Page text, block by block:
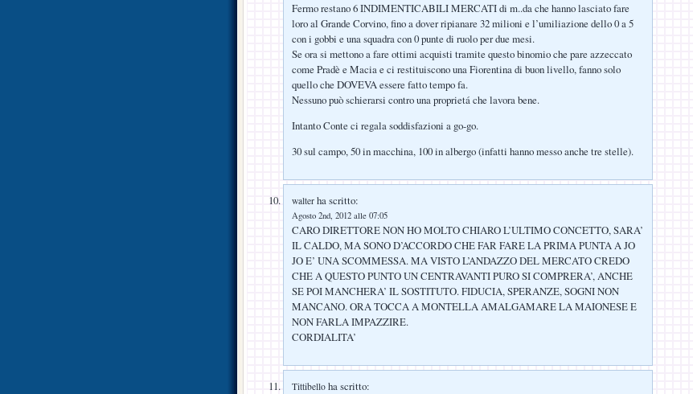
Fermo restano 6 INDIMENTICABILI MERCATI di m..da che hanno lasciato fare
loro al Grande Corvino, fino a dover ripianare 32 milioni e l’umiliazione dello 0 a 5
con i gobbi e una squadra con 0 punte di ruolo per due mesi.
Se ora si mettono a fare ottimi acquisti tramite questo binomio che pare azzeccato
come Pradè e Macia e ci restituiscono una Fiorentina di buon livello, fanno solo
quello che DOVEVA essere fatto tempo fa.
Nessuno può schierarsi contro una proprietá che lavora bene.
Intanto Conte ci regala soddisfazioni a go-go.
30 sul campo, 50 in macchina, 100 in albergo (infatti hanno messo anche tre stelle).
walter ha scritto:
Agosto 2nd, 2012 alle 07:05
CARO DIRETTORE NON HO MOLTO CHIARO L’ULTIMO CONCETTO, SARA’
IL CALDO, MA SONO D’ACCORDO CHE FAR FARE LA PRIMA PUNTA A JO
JO E’ UNA SCOMMESSA. MA VISTO L’ANDAZZO DEL MERCATO CREDO
CHE A QUESTO PUNTO UN CENTRAVANTI PURO SI COMPRERA’, ANCHE
SE POI MANCHERA’ IL SOSTITUTO. FIDUCIA, SPERANZE, SOGNI NON
MANCANO. ORA TOCCA A MONTELLA AMALGAMARE LA MAIONESE E
NON FARLA IMPAZZIRE.
CORDIALITA’
Tittibello ha scritto: